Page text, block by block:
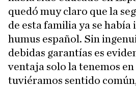
quedó muy claro que la
de esta familia ya se había
humus español. Sin
debidas garantías es
ventaja solo la tenemos en
tuviéramos sentido